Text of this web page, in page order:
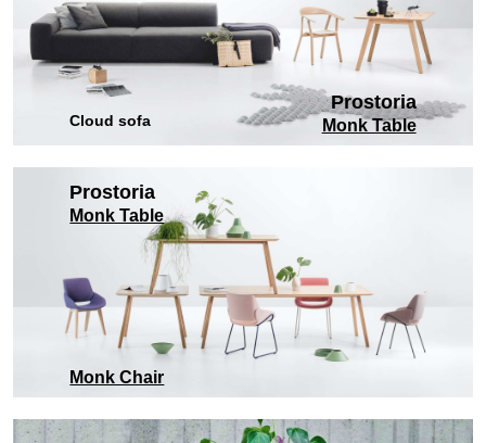
Prostoria
Monk Table
Cloud sofa
Prostoria
Monk Table
Monk Chair